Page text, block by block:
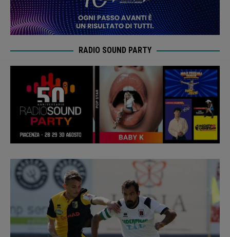
RADIO SOUND PARTY